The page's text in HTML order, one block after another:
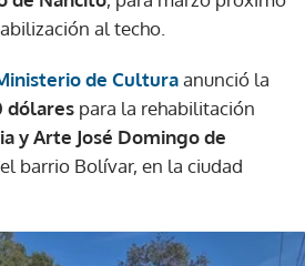
al techo.
de Culturaanunció la
dólares para la rehabilitación
y Arte José Domingo de
barrio Bolívar, en la ciudad